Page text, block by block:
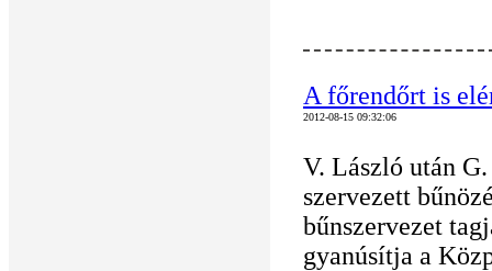
A főrendőrt is
2012-08-15 09:32:06
V. László után
szervezett
bűnszervezet
gyanúsítja a